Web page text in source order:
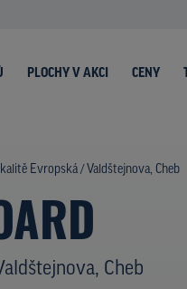
PLOCHY V AKCI CENY
Evropská / Valdštejnova, Cheb
Cheb